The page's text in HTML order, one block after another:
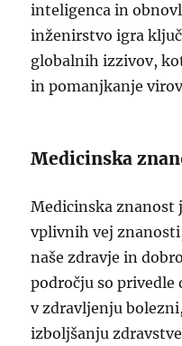
inteligenca in
inženirstvo igra
globalnih izzivov,
in pomanjkanje
Medicinska
Medicinska znanost
vplivnih vej
naše zdravje in
področju so
v zdravljenju
izboljšanju